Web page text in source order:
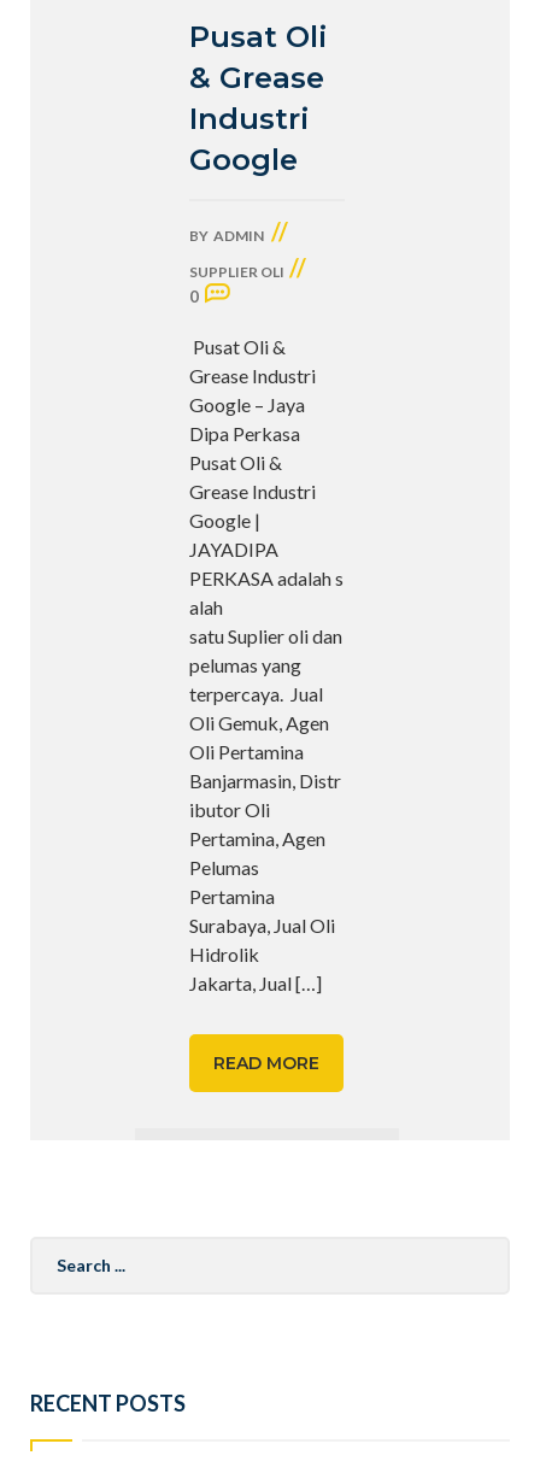
Pusat Oli
& Grease
Industri
Google
BY ADMIN //
SUPPLIER OLI //
0
Pusat Oli &
Grease Industri
Google – Jaya
Dipa Perkasa
Pusat Oli &
Grease Industri
Google |
JAYADIPA
PERKASA adalah s
alah
satu Suplier oli dan
pelumas yang
terpercaya. Jual
Oli Gemuk, Agen
Oli Pertamina
Banjarmasin, Distr
ibutor Oli
Pertamina, Agen
Pelumas
Pertamina
Surabaya, Jual Oli
Hidrolik
Jakarta, Jual[…]
READ MORE
for:
RECENT POSTS